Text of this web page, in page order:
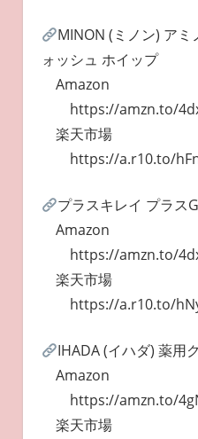
MINON (ミノン) ア
ォッシュ ホイップ
Amazon
https://amzn.to/
楽天市場
https://a.r10.to/
プラスキレイ プラス
Amazon
https://amzn.to/
楽天市場
https://a.r10.to/
IHADA (イハダ) 薬用
Amazon
https://amzn.to/
楽天市場